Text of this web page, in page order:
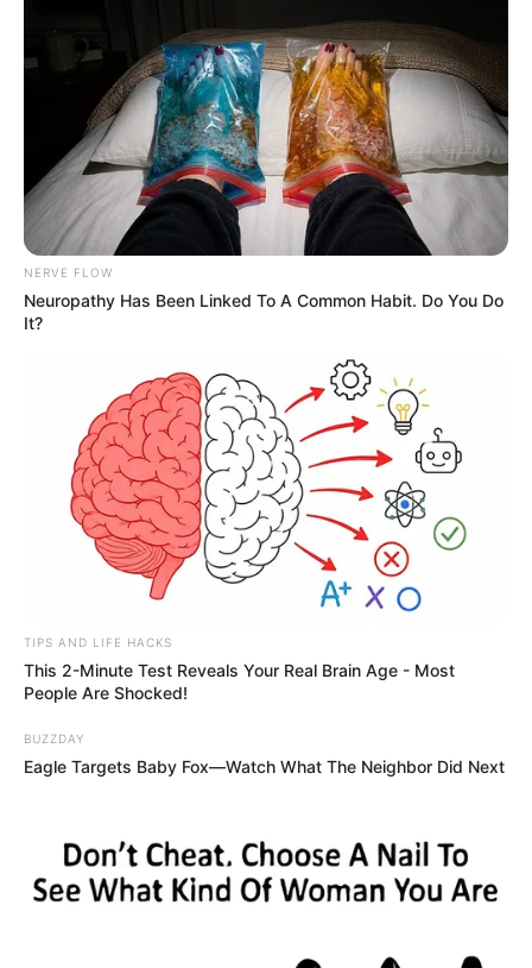
NERVE FLOW
Neuropathy Has Been Linked To A Common Habit. Do You Do
It?
TIPS AND LIFE HACKS
This 2-Minute Test Reveals Your Real Brain Age - Most
People Are Shocked!
BUZZDAY
Eagle Targets Baby Fox—Watch What The Neighbor Did Next